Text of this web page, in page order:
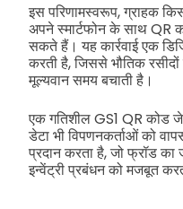
इस परिणामस्वरूप, ग्राहक
अपने स्मार्टफोन के साथ QR
सकते हैं। यह कार्रवाई एक
करती है, जिससे भौतिक
मूल्यवान समय बचाती है।
एक गतिशील GS1 QR कोड
डेटा भी विपणनकर्ताओं को
प्रदान करता है, जो फ्रॉड
इन्वेंट्री प्रबंधन को मजबूत